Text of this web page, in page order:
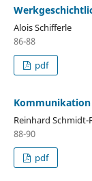
Alois Schifferle
86-88
pdf
Kommunikation
Reinhard Schmidt-
88-90
pdf